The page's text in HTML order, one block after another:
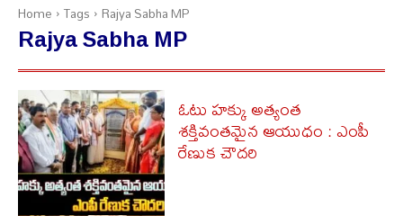
Home Tags Rajya Sabha MP
Rajya Sabha MP
ఓటు హక్కు అత్యంత
శక్తివంతమైన ఆయుధం : ఎంపీ
రేణుక చౌదరి